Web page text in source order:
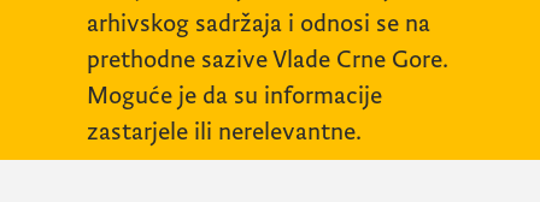
arhivskog sadržaja i odnosi se na
prethodne sazive Vlade Crne Gore.
Moguće je da su informacije
zastarjele ili nerelevantne.